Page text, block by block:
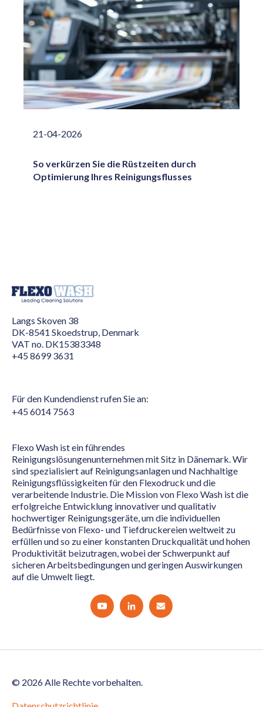
21-04-2026
So verkürzen Sie die Rüstzeiten durch
Optimierung Ihres Reinigungsflusses
Langs Skoven 38
DK-8541 Skoedstrup, Denmark
VAT no. DK15383348
+45 8699 3631
Für den Kundendienst rufen Sie an:
+45 6014 7563
Flexo Wash ist ein führendes
Reinigungslösungenunternehmen mit Sitz in Dänemark. Wir
sind spezialisiert auf Reinigungsanlagen und Nachhaltige
Reinigungsflüssigkeiten für den Flexodruck und die
verarbeitende Industrie. Die Mission von Flexo Wash ist die
erfolgreiche Entwicklung innovativer und qualitativ
hochwertiger Reinigungsgeräte, um die individuellen
Bedürfnisse von Flexo- und Tiefdruckereien weltweit zu
erfüllen und so zu einer konstanten Druckqualität und hohen
Produktivität beizutragen, wobei der Schwerpunkt auf
sicheren Arbeitsbedingungen und geringen Auswirkungen
auf die Umwelt liegt.
© 2026 Alle Rechte vorbehalten.